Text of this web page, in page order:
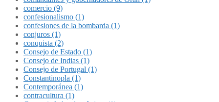
comercio (9)
confesionalismo (1)
confesiones de la bombarda (1)
conjuros (1)
conquista (2)
Consejo de Estado (1)
Consejo de Indias (1)
Consejo de Portugal (1)
Constantinopla (1)
Contemporánea (1)
contracultura (1)